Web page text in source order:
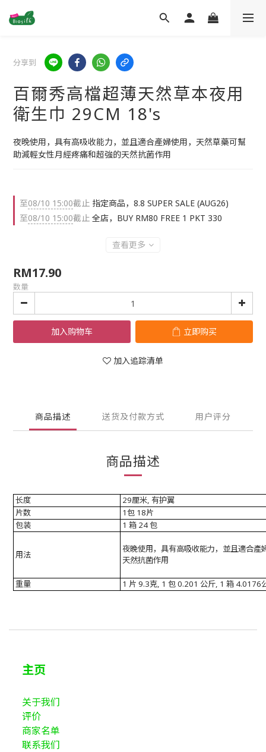
分享到
百爾秀高檔超薄天然草本夜用
衛生巾 29CM 18's
夜晚使用，具有高吸收能力，並且適合產婦使用，天然草藥可幫
助減輕女性月經疼痛和超強的天然抗菌作用
至08/10 15:00截止 指定商品，8.8 SUPER SALE (AUG26)
至08/10 15:00截止 全店，BUY RM80 FREE 1 PKT 330
查看更多
RM17.90
数量
加入购物车 立即购买
加入追踪清单
商品描述 送货及付款方式 用户评分
商品描述
长度
29厘米, 有护翼
片数
1包 18片
包装
1 箱 24 包
用法
夜晚使用，具有高吸收能力，並且適合
天然抗菌作用
重量 1 片 9.3克, 1 包 0.201 公斤, 1 箱 4.0176
主页
关于我们
评价
商家名单
联系我们